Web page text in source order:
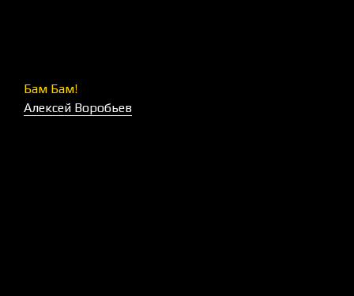
Бам Бам!
Алексей Воробьев